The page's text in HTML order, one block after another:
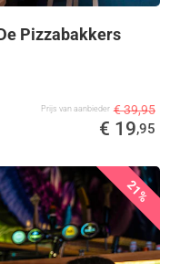
Pizzabakkers
Prijs van aanbieder € 39,95
€ 19,95
21%